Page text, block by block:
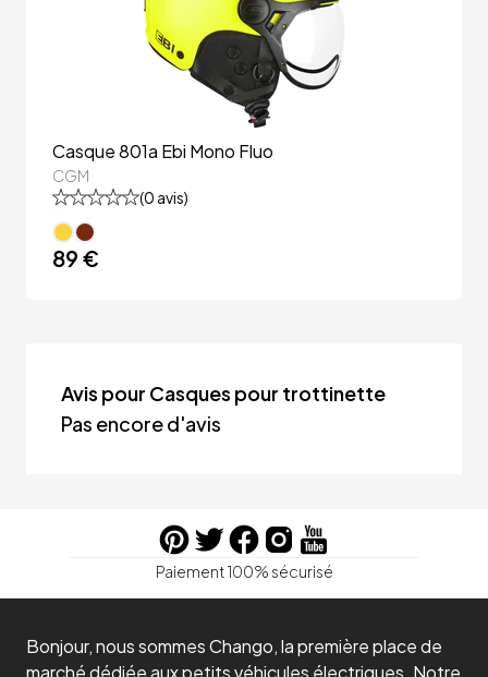
Casque 801a Ebi Mono Fluo
CGM
(0 avis)
89 €
Avis pour Casques pour trottinette
Pas encore d'avis
Paiement 100% sécurisé
Bonjour, nous sommes Chango, la première place de
marché dédiée aux petits véhicules électriques. Notre